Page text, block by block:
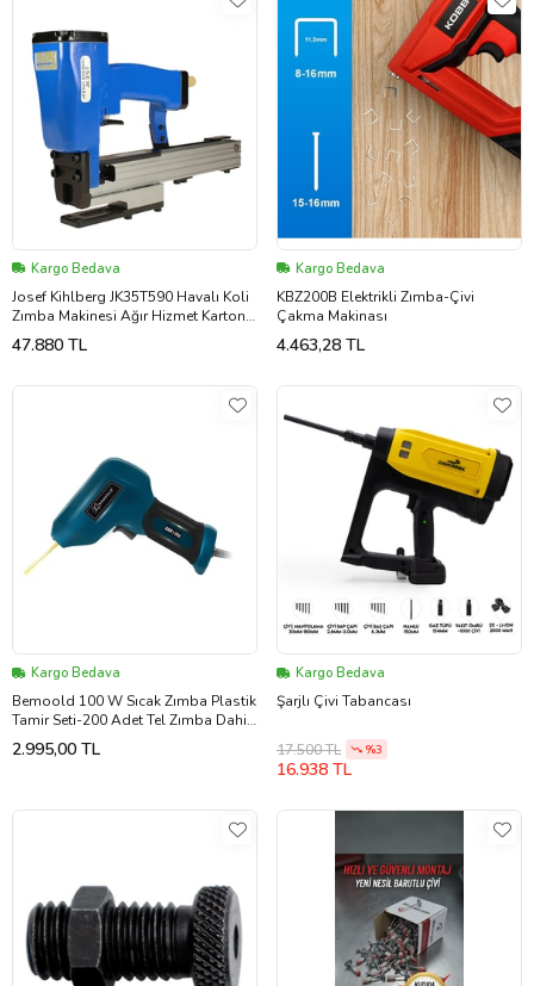
Kargo Bedava
Josef Kihlberg JK35T590 Havalı Koli
Zımba Makinesi Ağır Hizmet Karton
Kapama Pense Tipi Stapler
47.880 TL
Kargo Bedava
KBZ200B Elektrikli Zımba-Çivi
Çakma Makinası
4.463,28 TL
Kargo Bedava
Bemoold 100 W Sıcak Zımba Plastik
Tamir Seti-200 Adet Tel Zımba Dahil
Yeşil-Siyah
2.995,00 TL
Kargo Bedava
Şarjlı Çivi Tabancası
17.500 TL %3
16.938 TL